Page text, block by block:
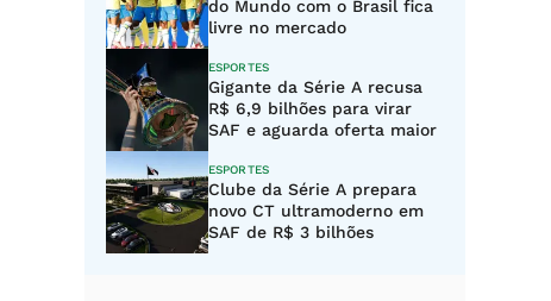
do Mundo com o Brasil fica
livre no mercado
ESPORTES
Gigante da Série A recusa
R$ 6,9 bilhões para virar
SAF e aguarda oferta maior
ESPORTES
Clube da Série A prepara
novo CT ultramoderno em
SAF de R$ 3 bilhões